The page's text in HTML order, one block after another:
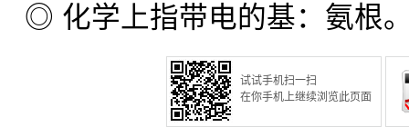
◎ 化学上指带电的基：氨根
试试手机扫一扫
在你手机上继续浏览此页面